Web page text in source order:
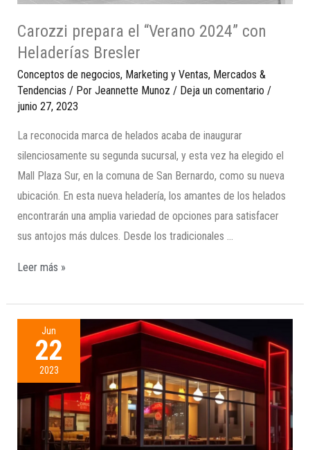
Carozzi prepara el “Verano 2024” con
Heladerías Bresler
Conceptos de negocios, Marketing y Ventas, Mercados &
Tendencias / Por Jeannette Munoz / Deja un comentario /
junio 27, 2023
La reconocida marca de helados acaba de inaugurar
silenciosamente su segunda sucursal, y esta vez ha elegido el
Mall Plaza Sur, en la comuna de San Bernardo, como su nueva
ubicación. En esta nueva heladería, los amantes de los helados
encontrarán una amplia variedad de opciones para satisfacer
sus antojos más dulces. Desde los tradicionales …
Leer más »
Jun
22
2023